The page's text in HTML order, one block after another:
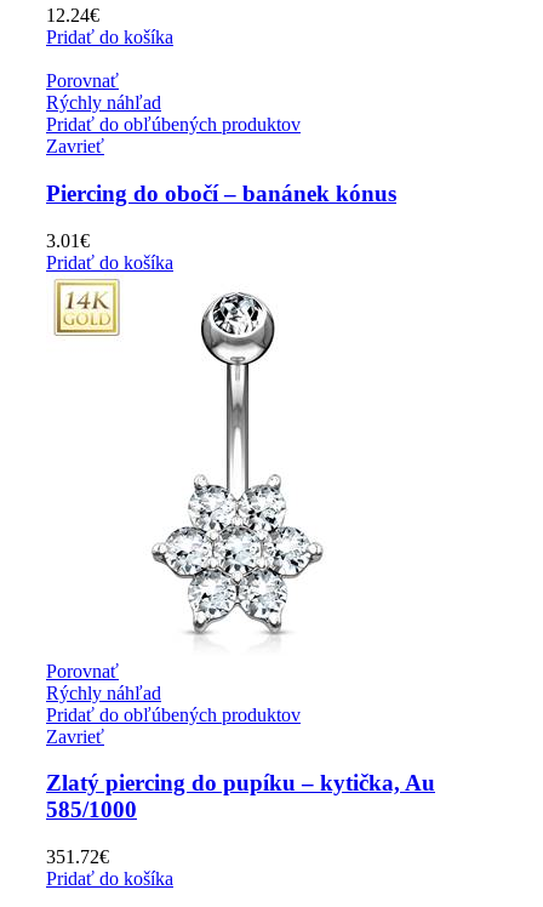
12.24€
Pridať do košíka
Porovnať
Rýchly náhľad
Pridať do obľúbených produktov
Zavrieť
Piercing do obočí – banánek kónus
3.01€
Pridať do košíka
Porovnať
Rýchly náhľad
Pridať do obľúbených produktov
Zavrieť
Zlatý piercing do pupíku – kytička, Au
585/1000
351.72€
Pridať do košíka